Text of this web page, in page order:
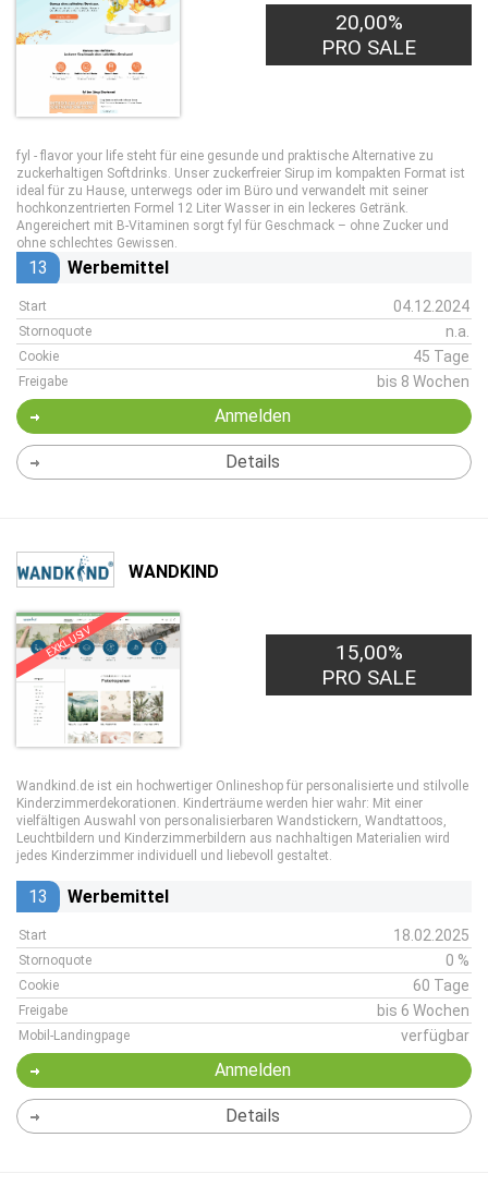
20,00%
PRO SALE
fyl - flavor your life steht für eine gesunde und praktische Alternative zu
zuckerhaltigen Softdrinks. Unser zuckerfreier Sirup im kompakten Format ist
ideal für zu Hause, unterwegs oder im Büro und verwandelt mit seiner
hochkonzentrierten Formel 12 Liter Wasser in ein leckeres Getränk.
Angereichert mit B-Vitaminen sorgt fyl für Geschmack – ohne Zucker und
ohne schlechtes Gewissen.
13 Werbemittel
Start 04.12.2024
Stornoquote n.a.
Cookie 45 Tage
Freigabe bis 8 Wochen
Anmelden
Details
WANDKIND
EXKLUSIV
15,00%
PRO SALE
Wandkind.de ist ein hochwertiger Onlineshop für personalisierte und stilvolle
Kinderzimmerdekorationen. Kinderträume werden hier wahr: Mit einer
vielfältigen Auswahl von personalisierbaren Wandstickern, Wandtattoos,
Leuchtbildern und Kinderzimmerbildern aus nachhaltigen Materialien wird
jedes Kinderzimmer individuell und liebevoll gestaltet.
13 Werbemittel
Start 18.02.2025
Stornoquote 0 %
Cookie 60 Tage
Freigabe bis 6 Wochen
Mobil-Landingpage verfügbar
Anmelden
Details